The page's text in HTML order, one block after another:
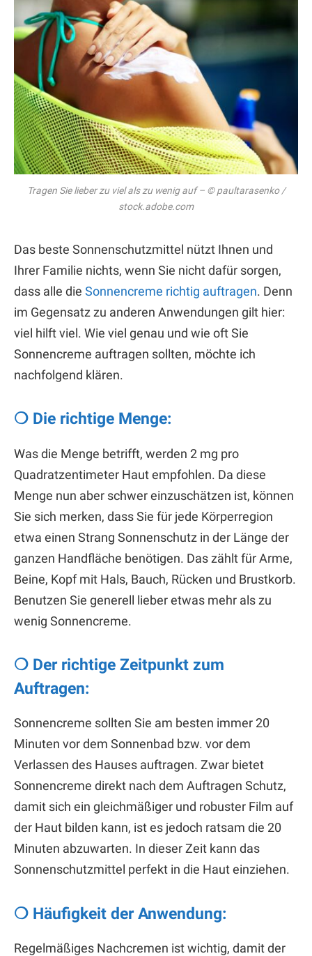
Tragen Sie lieber zu viel als zu wenig auf – © paultarasenko /
stock.adobe.com
Das beste Sonnenschutzmittel nützt Ihnen und
Ihrer Familie nichts, wenn Sie nicht dafür sorgen,
dass alle die Sonnencreme richtig auftragen. Denn
im Gegensatz zu anderen Anwendungen gilt hier:
viel hilft viel. Wie viel genau und wie oft Sie
Sonnencreme auftragen sollten, möchte ich
nachfolgend klären.
❍ Die richtige Menge:
Was die Menge betrifft, werden 2 mg pro
Quadratzentimeter Haut empfohlen. Da diese
Menge nun aber schwer einzuschätzen ist, können
Sie sich merken, dass Sie für jede Körperregion
etwa einen Strang Sonnenschutz in der Länge der
ganzen Handfläche benötigen. Das zählt für Arme,
Beine, Kopf mit Hals, Bauch, Rücken und Brustkorb.
Benutzen Sie generell lieber etwas mehr als zu
wenig Sonnencreme.
❍ Der richtige Zeitpunkt zum
Auftragen:
Sonnencreme sollten Sie am besten immer 20
Minuten vor dem Sonnenbad bzw. vor dem
Verlassen des Hauses auftragen. Zwar bietet
Sonnencreme direkt nach dem Auftragen Schutz,
damit sich ein gleichmäßiger und robuster Film auf
der Haut bilden kann, ist es jedoch ratsam die 20
Minuten abzuwarten. In dieser Zeit kann das
Sonnenschutzmittel perfekt in die Haut einziehen.
❍ Häufigkeit der Anwendung:
Regelmäßiges Nachcremen ist wichtig, damit der